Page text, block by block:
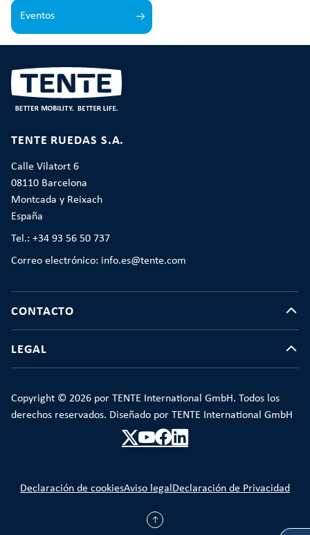
Eventos
TENTE RUEDAS S.A.
Calle Vilatort 6
08110 Barcelona
Montcada y Reixach
España
Tel.: +34 93 56 50 737
Correo electrónico: info.es@tente.com
CONTACTO
LEGAL
Copyright © 2026 por TENTE International GmbH. Todos los
derechos reservados. Diseñado por TENTE International GmbH
Declaración de cookiesAviso legal Declaración de Privacidad